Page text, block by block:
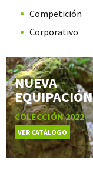
Competición
Corporativo
NUEVA
EQUIPACIÓN
COLECCIÓN 2022
VER CATÁLOGO